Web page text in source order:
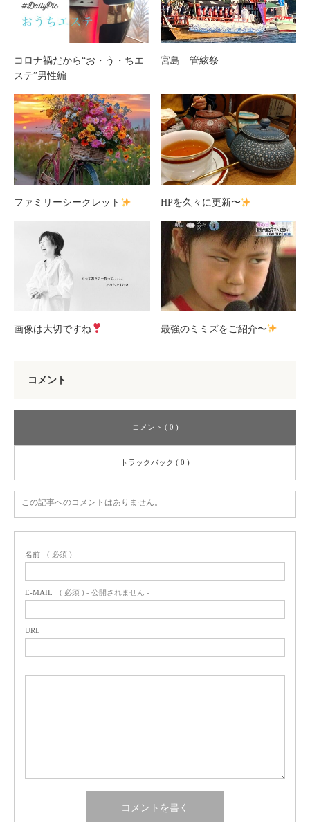
コロナ禍だから“お・う・ちエ
ステ”男性編
宮島 管絃祭
ファミリーシークレット HPを久々に更新〜
画像は大切ですね 最強のミミズをご紹介〜
コメント
コメント ( 0 )
トラックバック ( 0 )
この記事へのコメントはありません。
名前 ( 必須 )
E-MAIL ( 必須 ) - 公開されません -
URL